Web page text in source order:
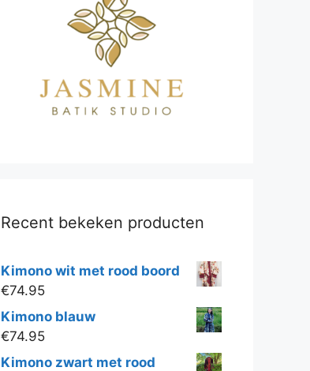
Recent bekeken producten
Kimono wit met rood boord
€74.95
Kimono blauw
€74.95
Kimono zwart met rood